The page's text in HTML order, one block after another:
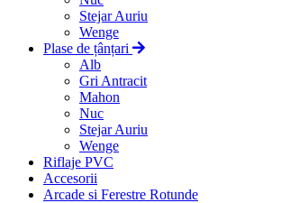
Stejar Auriu
Wenge
Plase de țânțari
Alb
Gri Antracit
Mahon
Nuc
Stejar Auriu
Wenge
Riflaje PVC
Accesorii
Arcade si Ferestre Rotunde